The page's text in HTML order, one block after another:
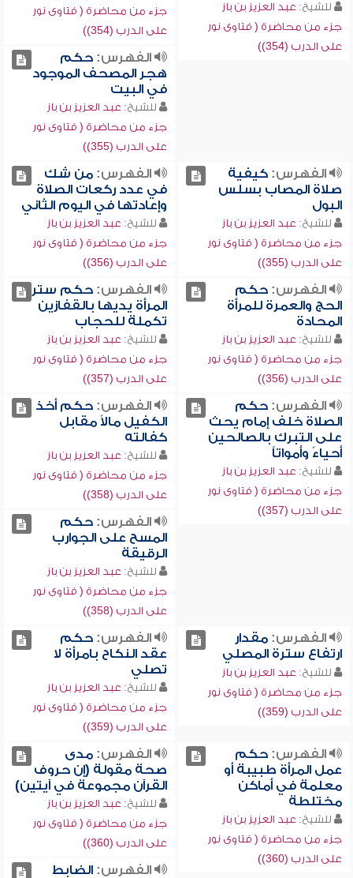
للشيخ: عبد العزيز بن باز
جزء من محاضرة ( فتاوى نور
على الدرب (354))
جزء من محاضرة ( فتاوى نور
على الدرب (354))
الفهرس:حكم
هجر المصحف الموجود
في البيت
للشيخ: عبد العزيز بن باز
جزء من محاضرة ( فتاوى نور
على الدرب (355))
الفهرس:كيفية
صلاة المصاب بسلس
البول
للشيخ: عبد العزيز بن باز
جزء من محاضرة ( فتاوى نور
على الدرب (355))
الفهرس:من شك
في عدد ركعات الصلاة
وإعادتها في اليوم الثاني
للشيخ: عبد العزيز بن باز
جزء من محاضرة ( فتاوى نور
على الدرب (356))
الفهرس:حكم
الحج والعمرة للمرأة
المحادة
للشيخ: عبد العزيز بن باز
جزء من محاضرة ( فتاوى نور
على الدرب (356))
الفهرس:حكم ستر
المرأة يديها بالقفازين
تكملة للحجاب
للشيخ: عبد العزيز بن باز
جزء من محاضرة ( فتاوى نور
على الدرب (357))
الفهرس:حكم
الصلاة خلف إمام يحث
على التبرك بالصالحين
أحياءً وأمواتاً
للشيخ: عبد العزيز بن باز
جزء من محاضرة ( فتاوى نور
على الدرب (357))
الفهرس:حكم أخذ
الكفيل مالاً مقابل
كفالته
للشيخ: عبد العزيز بن باز
جزء من محاضرة ( فتاوى نور
على الدرب (358))
الفهرس:حكم
المسح على الجوارب
الرقيقة
للشيخ: عبد العزيز بن باز
جزء من محاضرة ( فتاوى نور
على الدرب (358))
الفهرس:مقدار
ارتفاع سترة المصلي
للشيخ: عبد العزيز بن باز
جزء من محاضرة ( فتاوى نور
على الدرب (359))
الفهرس:حكم
عقد النكاح بامرأة لا
تصلي
للشيخ: عبد العزيز بن باز
جزء من محاضرة ( فتاوى نور
على الدرب (359))
الفهرس:حكم
عمل المرأة طبيبة أو
معلمة في أماكن
مختلطة
للشيخ: عبد العزيز بن باز
جزء من محاضرة ( فتاوى نور
على الدرب (360))
الفهرس:مدى
صحة مقولة (إن حروف
القرآن مجموعة في آيتين)
للشيخ: عبد العزيز بن باز
جزء من محاضرة ( فتاوى نور
على الدرب (360))
الفهرس:الضابط